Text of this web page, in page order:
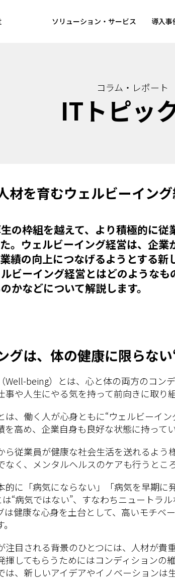
ソリューション・サービス 導入事
コラム・レポート
ITトピッ
材を育むウェルビーイン
の枠組を越えて、より積極的に
。ウェルビーイング経営は、企
績の向上につなげるようとする
ビーイング経営とはどのようなも
かなどについて解説します。
グは、体の健康に限らな
Well-being）とは、心と体の両方のコン
や人生にやる気を持って前向きに取り
は、働く人が心身ともに“ウェルビーイ
高め、企業自身も良好な状態に持って
ら従業員が健康な社会生活を送れるよう
く、メンタルヘルスのケアも行うとこ
的に「病気にならない」「病気を早期に
は“病気ではない”、すなわちニュートラ
は健康な心身を土台として、高いモチベ
注目される背景のひとつには、人材が貴
揮してもらうためにはコンディションの
、新しいアイデアやイノベーションは